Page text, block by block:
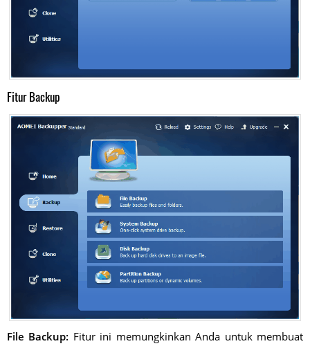
Fitur Backup
File Backup: Fitur ini memungkinkan Anda untuk membuat